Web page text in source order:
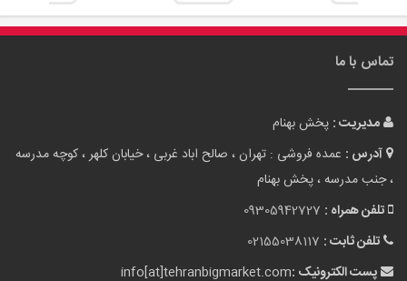
تماس با ما
مدیریت : پخش بهنام
آدرس : عمده فروشی : تهران ، صالح اباد غربی ، خیابان کلهر ، کوچه مدرسه
، جنب مدرسه ، پخش بهنام
تلفن همراه : 09305942727
تلفن ثابت : 02155038117
پست الکترونیک :info[at]tehranbigmarket.com